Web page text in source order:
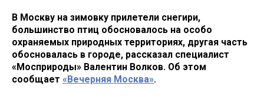
В Москву на зимовку прилетели снегири,
большинство птиц обосновалось на особо
охраняемых природных территориях, другая часть
обосновалась в городе, рассказал специалист
«Мосприроды» Валентин Волков. Об этом
сообщает «Вечерняя Москва».